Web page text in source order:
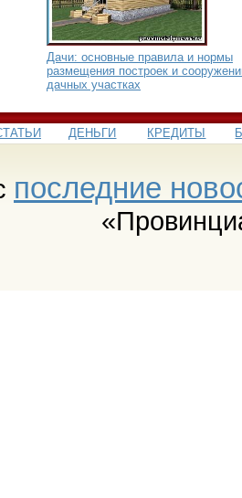
Дачи: основные правила и нормы
размещения построек и
дачных участках
ДЕНЬГИ КРЕДИТЫ
последние